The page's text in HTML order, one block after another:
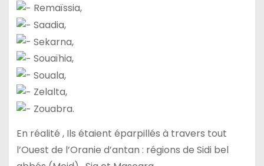
Remaïssia,
Saadia,
Sekarna,
Souaïhia,
Souala,
Zelalta,
Zouabra.
En réalité , Ils étaient éparpillés à travers tout
l’Ouest de l’Oranie d’antan : régions de Sidi bel